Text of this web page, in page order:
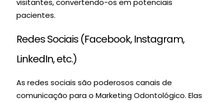
visitantes, convertendo-os em potenciais
pacientes.
Redes Sociais (Facebook, Instagram,
LinkedIn, etc.)
As redes sociais são poderosos canais de
comunicação para o Marketing Odontológico. Elas